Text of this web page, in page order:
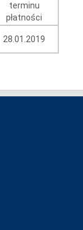
terminu
płatności
28.01.2019